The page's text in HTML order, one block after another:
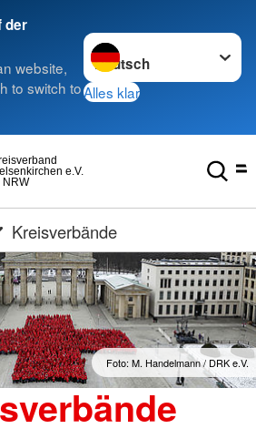
der
website,
to switch to
Sprache wechseln zu
Alles klar
NRW
e.V.
Kreisverbände
Foto: M. Handelmann / DRK e.V.